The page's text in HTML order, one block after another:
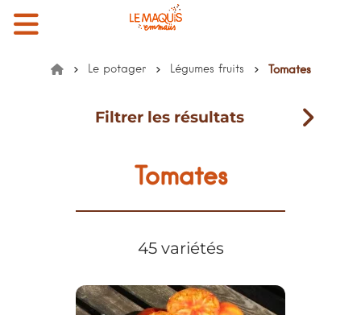
Le potager Légumes fruits Tomates
Filtrer les résultats
Tomates
45 variétés